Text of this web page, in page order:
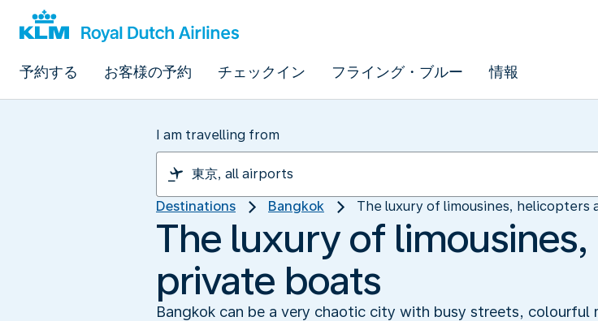
予約する お客様の予約 チェックイン フライング・ブルー 情報
I am travelling from
Destinations Bangkok The luxury of limousines, helicopters
The luxury of
private boats
Bangkok can be a very chaotic city with busy streets,